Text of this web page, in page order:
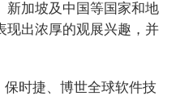
新加坡及中国等国家和地
现出浓厚的观展兴趣，并
时捷、博世全球软件技